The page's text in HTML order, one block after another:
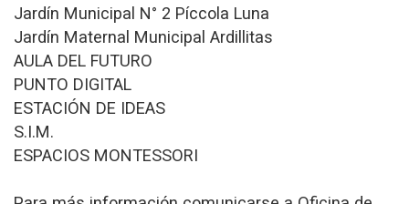
Jardín Municipal N° 2 Píccola Luna
Jardín Maternal Municipal Ardillitas
AULA DEL FUTURO
PUNTO DIGITAL
ESTACIÓN DE IDEAS
S.I.M.
ESPACIOS MONTESSORI